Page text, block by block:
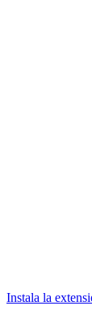
Instala la